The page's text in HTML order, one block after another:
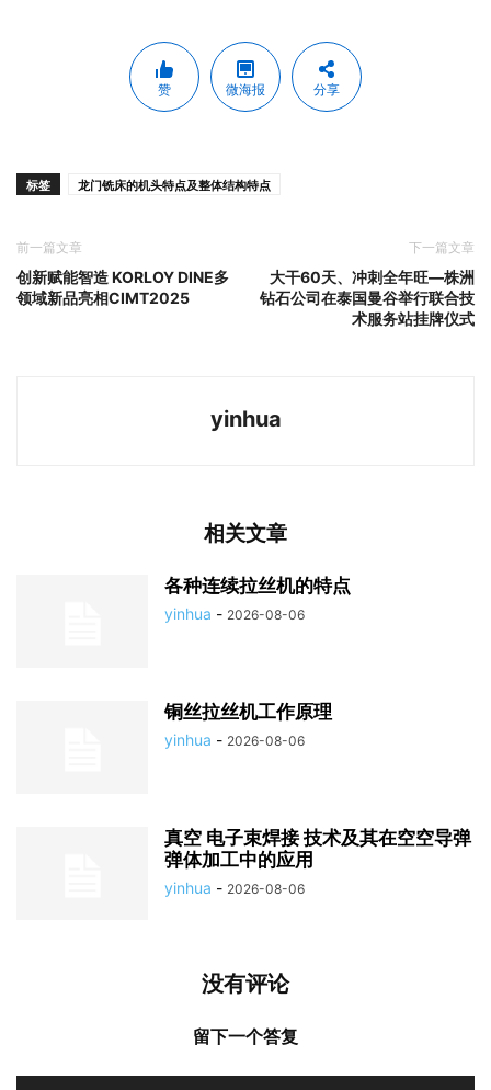
赞 微海报 分享
标签 龙门铣床的机头特点及整体结构特点
前一篇文章
创新赋能智造 KORLOY DINE多
领域新品亮相CIMT2025
下一篇文章
大干60天、冲刺全年旺—株洲
钻石公司在泰国曼谷举行联合技
术服务站挂牌仪式
yinhua
相关文章
各种连续拉丝机的特点
yinhua - 2026-08-06
铜丝拉丝机工作原理
yinhua - 2026-08-06
真空 电子束焊接 技术及其在空空导弹
弹体加工中的应用
yinhua - 2026-08-06
没有评论
留下一个答复